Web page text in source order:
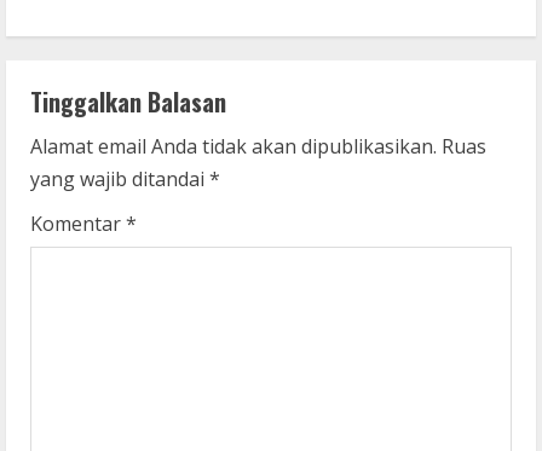
u
e
R
Tinggalkan Balasan
Alamat email Anda tidak akan dipublikasikan. Ruas
yang wajib ditandai *
Komentar*